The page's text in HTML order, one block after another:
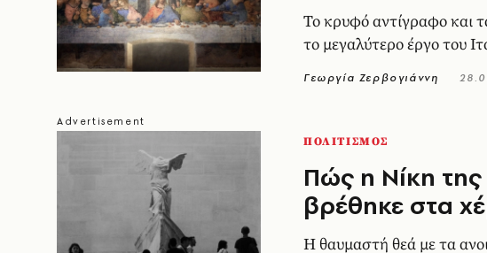
Το κρυφό αντίγραφο και
το μεγαλύτερο έργο του
Γεωργία Ζερβογιάννη
ΠΟΛΙΤΙΣΜΟΣ
Πώς η Νίκη
βρέθηκε στα
Η θαυμαστή θεά με τα